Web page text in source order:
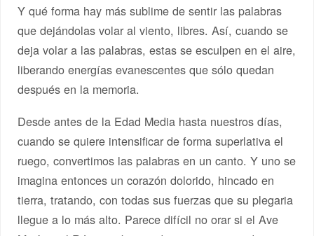
Y qué forma hay más sublime de sentir las palabras
que dejándolas volar al viento, libres. Así, cuando se
deja volar a las palabras, estas se esculpen en el aire,
liberando energías evanescentes que sólo quedan
después en la memoria.
Desde antes de la Edad Media hasta nuestros días,
cuando se quiere intensificar de forma superlativa el
ruego, convertimos las palabras en un canto. Y uno se
imagina entonces un corazón dolorido, hincado en
tierra, tratando, con todas sus fuerzas que su plegaria
llegue a lo más alto. Parece difícil no orar si el Ave